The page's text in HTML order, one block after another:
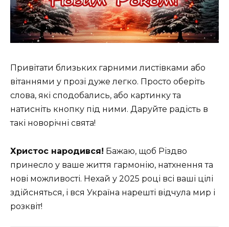
Привітати близьких гарними листівками або
вітаннями у прозі дуже легко. Просто оберіть
слова, які сподобались, або картинку та
натисніть кнопку під ними. Даруйте радість в
такі новорічні свята!
Христос народився! Бажаю, щоб Різдво
принесло у ваше життя гармонію, натхнення та
нові можливості. Нехай у 2025 році всі ваші цілі
здійсняться, і вся Україна нарешті відчула мир і
розквіт!